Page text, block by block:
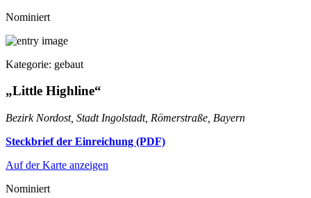
Nominiert
Kategorie: gebaut
„Little Highline“
Bezirk Nordost, Stadt Ingolstadt, Römerstraße, Bayern
Steckbrief der Einreichung (PDF)
Auf der Karte anzeigen
Nominiert